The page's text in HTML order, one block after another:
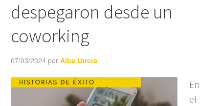
despegaron desde un
coworking
07/03/2024 porAlba Utrera
En
el